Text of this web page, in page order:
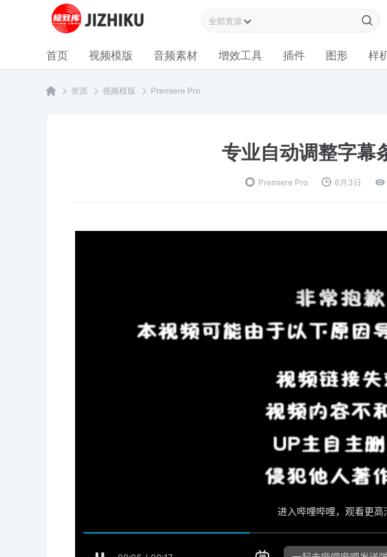
全部资源
首页 视频模版 音频素材 增效工具 插件 图形 样
资源 视频模版 Premiere Pro
专业自动调整字幕
Premiere Pro 6月3日